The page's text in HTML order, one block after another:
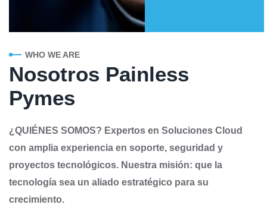
WHO WE ARE
Nosotros Painless
Pymes
¿QUIÉNES SOMOS? Expertos en Soluciones Cloud
con amplia experiencia en soporte, seguridad y
proyectos tecnológicos. Nuestra misión: que la
tecnología sea un aliado estratégico para su
crecimiento.